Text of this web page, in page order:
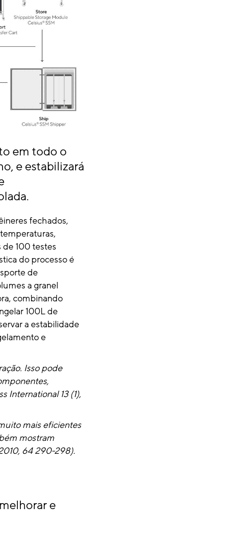
em todo o
e estabilizará
fechados,
100 testes
do processo é
de
a granel
combinando
100L de
a estabilidade
e
Isso pode
International 13 (1),
mais eficientes
mostram
64 290-298).
e